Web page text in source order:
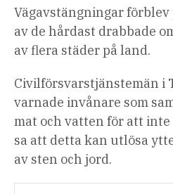
Vägavstängningar
av de hårdast drabbade
av flera städer på land.
Civilförsvarstjänstemän
varnade invånare som
mat och vatten för att
sa att detta kan utlösa
av sten och jord.